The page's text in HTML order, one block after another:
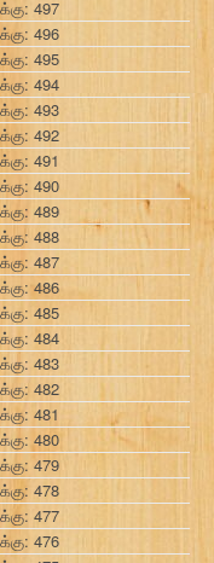
497
496
495
494
493
492
491
490
489
488
487
486
485
484
483
482
481
480
479
478
477
476